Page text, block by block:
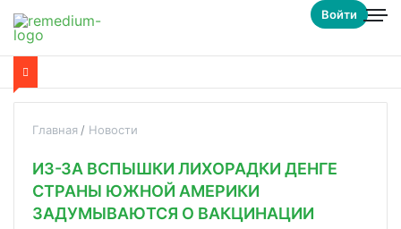
Войти
Главная Новости
ИЗ-ЗА ВСПЫШКИ ЛИХОРАДКИ ДЕНГЕ
СТРАНЫ ЮЖНОЙ АМЕРИКИ
ЗАДУМЫВАЮТСЯ О ВАКЦИНАЦИИ